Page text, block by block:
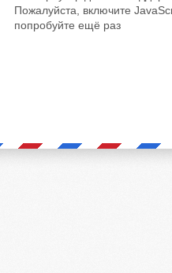
Пожалуйста, включите
попробуйте ещё раз